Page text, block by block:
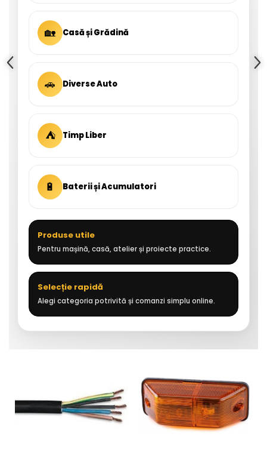
🏡 Casă și Grădină
🚗 Diverse Auto
⛺ Timp Liber
🔋 Baterii și Acumulatori
Produse utile
Pentru mașină, casă, atelier și proiecte practice.
Selecție rapidă
Alegi categoria potrivită și comanzi simplu online.